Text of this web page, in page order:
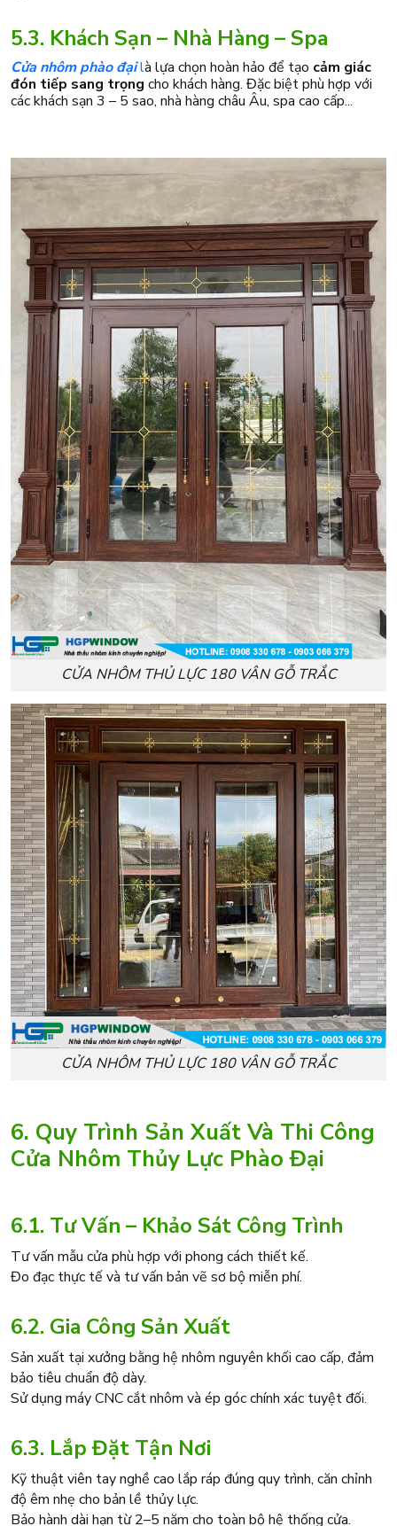
5.3. Khách Sạn – Nhà Hàng – Spa
Cửa nhôm phào đạilà lựa chọn hoàn hảo để tạo cảm giác
đón tiếp sang trọng cho khách hàng. Đặc biệt phù hợp với
các khách sạn 3 – 5 sao, nhà hàng châu Âu, spa cao cấp...
CỬA NHÔM THỦ LỰC 180 VÂN GỖ TRẮC
CỬA NHÔM THỦ LỰC 180 VÂN GỖ TRẮC
6. Quy Trình Sản Xuất Và Thi Công
Cửa Nhôm Thủy Lực Phào Đại
6.1. Tư Vấn – Khảo Sát Công Trình
Tư vấn mẫu cửa phù hợp với phong cách thiết kế.
Đo đạc thực tế và tư vấn bản vẽ sơ bộ miễn phí.
6.2. Gia Công Sản Xuất
Sản xuất tại xưởng bằng hệ nhôm nguyên khối cao cấp, đảm
bảo tiêu chuẩn độ dày.
Sử dụng máy CNC cắt nhôm và ép góc chính xác tuyệt đối.
6.3. Lắp Đặt Tận Nơi
Kỹ thuật viên tay nghề cao lắp ráp đúng quy trình, căn chỉnh
độ êm nhẹ cho bản lề thủy lực.
Bảo hành dài hạn từ 2–5 năm cho toàn bộ hệ thống cửa.